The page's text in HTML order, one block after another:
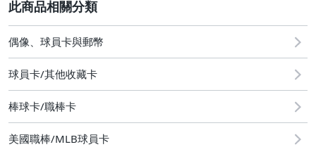
偶像、球員卡與郵幣
偶像、球員卡與郵幣
球員卡/其他收藏卡
棒球卡/職棒卡
美國職棒/MLB球員卡